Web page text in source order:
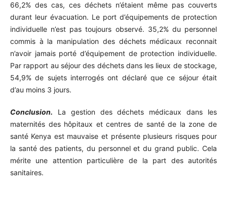
66,2% des cas, ces déchets n’étaient même pas couverts
durant leur évacuation. Le port d’équipements de protection
individuelle n’est pas toujours observé. 35,2% du personnel
commis à la manipulation des déchets médicaux reconnait
n’avoir jamais porté d’équipement de protection individuelle.
Par rapport au séjour des déchets dans les lieux de stockage,
54,9% de sujets interrogés ont déclaré que ce séjour était
d’au moins 3 jours.
Conclusion. La gestion des déchets médicaux dans les
maternités des hôpitaux et centres de santé de la zone de
santé Kenya est mauvaise et présente plusieurs risques pour
la santé des patients, du personnel et du grand public. Cela
mérite une attention particulière de la part des autorités
sanitaires.